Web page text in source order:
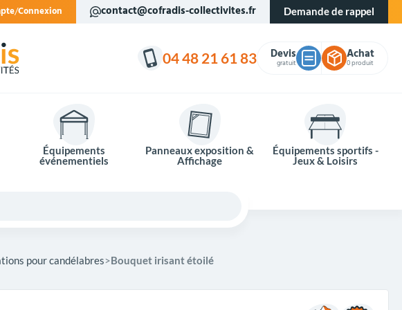
Connexion contact@cofradis-collectivites.fr Demande de rappel
04 48 21 61 83 Devis
gratuit
Achat
0 produit
Équipements
événementiels
Panneaux exposition &
Affichage
Équipements sportifs -
Jeux & Loisirs
pour candélabres Bouquet irisant étoilé